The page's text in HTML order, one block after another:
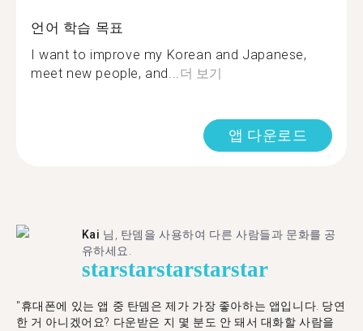
언어 학습 목표
I want to improve my Korean and Japanese,
meet new people, and...더 보기
앱 다운로드
Kai 님, 탄뎀을 사용하여 다른 사람들과 문화를 공
유하세요.
starstarstarstarstar
"휴대폰에 있는 앱 중 탄뎀은 제가 가장 좋아하는 앱입니다. 당연
한 거 아니겠어요? 다운받은 지 몇 분도 안 돼서 대화할 사람을